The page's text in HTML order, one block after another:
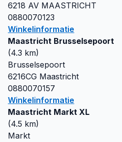
6218 AV MAASTRICHT
0880070123
Winkelinformatie
Maastricht Brusselsepoort
(4.3 km)
Brusselsepoort
6216CG Maastricht
0880070157
Winkelinformatie
Maastricht Markt XL
(4.5 km)
Markt